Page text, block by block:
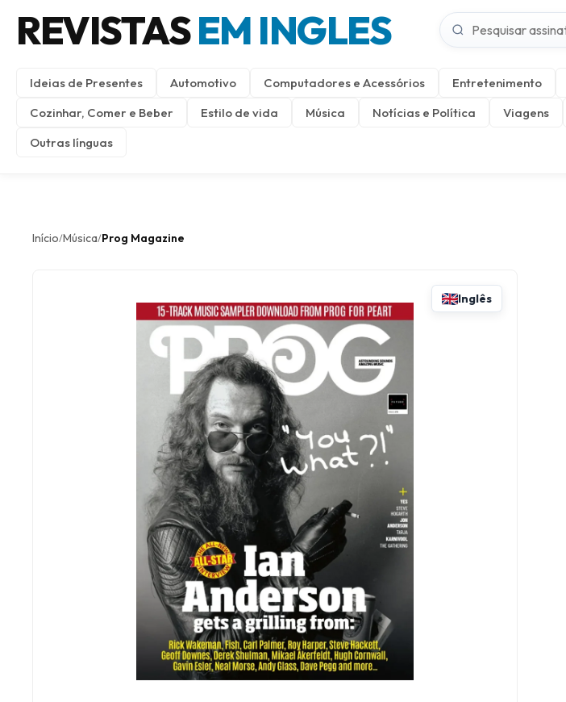
REVISTASEM INGLES
Ideias de Presentes Automotivo Computadores e Acessórios Entretenimento
Cozinhar, Comer e Beber
Estilo de vida Música Notícias e Política Viagens
Outras línguas
Início/Música/Prog Magazine
Inglês